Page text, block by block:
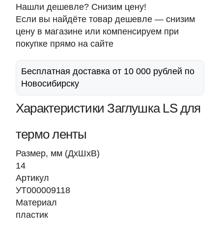
Нашли дешевле? Снизим цену!
Если вы найдёте товар дешевле — снизим
цену в магазине или компенсируем при
покупке прямо на сайте
Бесплатная доставка от 10 000 рублей по
Новосибирску
Характеристики Заглушка LS для
термо ленты
Размер, мм (ДхШхВ)
14
Артикул
УТ000009118
Материал
пластик